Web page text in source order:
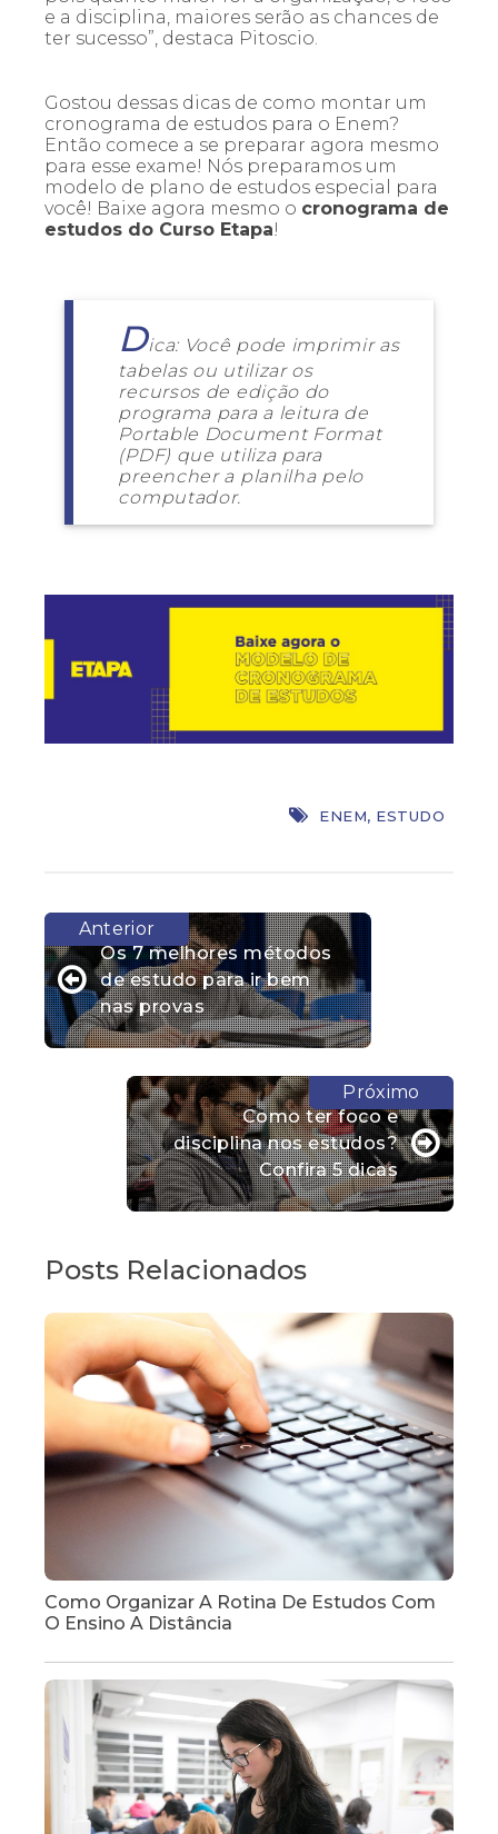
e a disciplina, maiores serão as chances de
ter sucesso”, destaca Pitoscio.
Gostou dessas dicas de como montar um
cronograma de estudos para o Enem?
Então comece a se preparar agora mesmo
para esse exame! Nós preparamos um
modelo de plano de estudos especial para
você! Baixe agora mesmo o cronograma de
estudos do Curso Etapa!
Dica: Você pode imprimir as
tabelas ou utilizar os
recursos de edição do
programa para a leitura de
Portable Document Format
(PDF) que utiliza para
preencher a planilha pelo
computador.
ENEM, ESTUDO
Os 7 melhores métodos
de estudo para ir bem
nas provas
Como ter foco e
disciplina nos estudos?
Confira 5 dicas
Posts Relacionados
Como Organizar A Rotina De Estudos Com
O Ensino A Distância